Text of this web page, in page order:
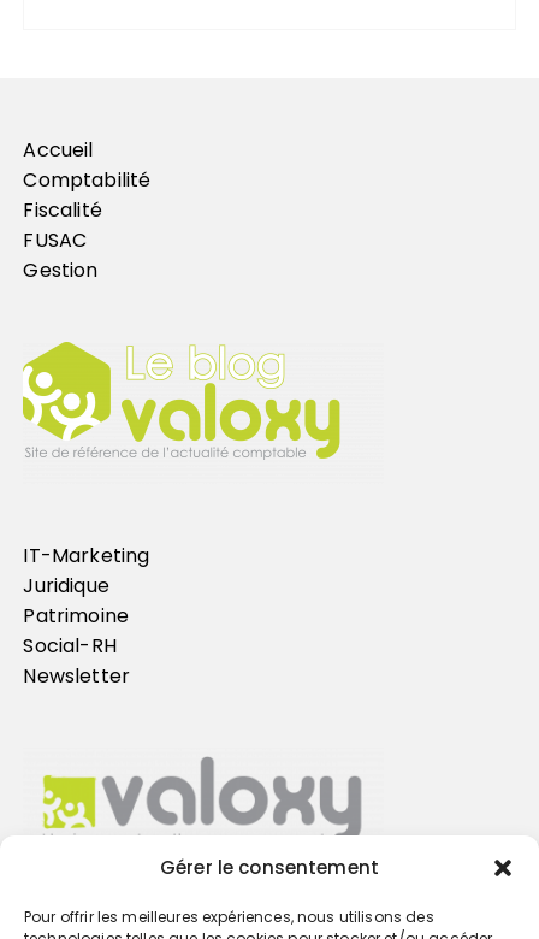
Gérer le consentement
Pour offrir les meilleures expériences, nous utilisons des
Accueil
Comptabilité
Fiscalité
FUSAC
Gestion
IT-Marketing
Juridique
Patrimoine
Social-RH
Newsletter
Trouvez votre cabinet